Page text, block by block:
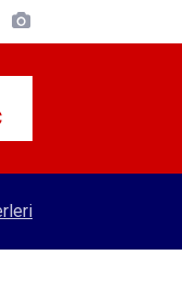
ve Bağcı'dan park